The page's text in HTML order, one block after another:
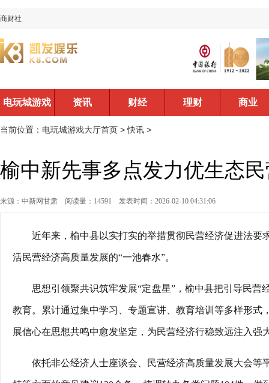
商财社
电玩城游戏
大厅首页
资讯 财经 理财 商业
当前位置： 电玩城游戏大厅首页 >快讯 >
榆中新先事多点发力优生态
来源：中新网甘肃 阅读量：14591 发表时间：2026-02-10 04:31:06
近年来，榆中县以实打实的举措贯彻民营经济促进法
活民营经济高质量发展的“一池春水”。
思想引领聚共识筑牢发展“定盘星”，榆中县把引导民
教育。累计通过集中学习、专题宣讲、教育培训等多样形
展信心在思想共鸣中愈发坚定，为民营经济行稳致远注入强
依托非公经济人士座谈会、民营经济高质量发展大会